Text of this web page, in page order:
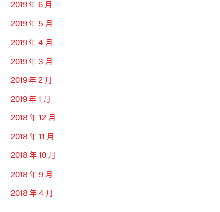
2019 年 6 月
2019 年 5 月
2019 年 4 月
2019 年 3 月
2019 年 2 月
2019 年 1 月
2018 年 12 月
2018 年 11 月
2018 年 10 月
2018 年 9 月
2018 年 4 月